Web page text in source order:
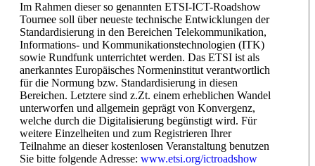
Im Rahmen dieser so genannten ETSI-ICT-Roadshow
Tournee soll über neueste technische Entwicklungen der
Standardisierung in den Bereichen Telekommunikation,
Informations- und Kommunikationstechnologien (ITK)
sowie Rundfunk unterrichtet werden. Das ETSI ist als
anerkanntes Europäisches Normeninstitut verantwortlich
für die Normung bzw. Standardisierung in diesen
Bereichen. Letztere sind z.Zt. einem erheblichen Wandel
unterworfen und allgemein geprägt von Konvergenz,
welche durch die Digitalisierung begünstigt wird. Für
weitere Einzelheiten und zum Registrieren Ihrer
Teilnahme an dieser kostenlosen Veranstaltung benutzen
Sie bitte folgende Adresse: www.etsi.org/ictroadshow